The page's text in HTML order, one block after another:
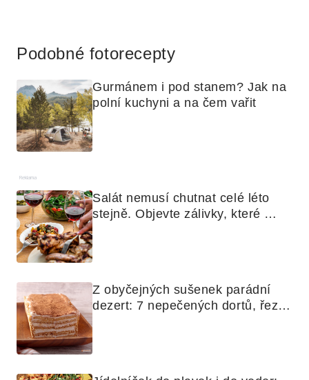
Podobné fotorecepty
Gurmánem i pod stanem? Jak na
polní kuchyni a na čem vařit
Reklama
Salát nemusí chutnat celé léto
stejně. Objevte zálivky, které
Z obyčejných sušenek parádní
dezert: 7 nepečených dortů, řezů